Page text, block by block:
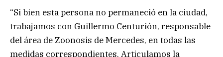
“Si bien esta persona no permaneció en la ciudad,
trabajamos con Guillermo Centurión, responsable
del área de Zoonosis de Mercedes, en todas las
medidas correspondientes. Articulamos la